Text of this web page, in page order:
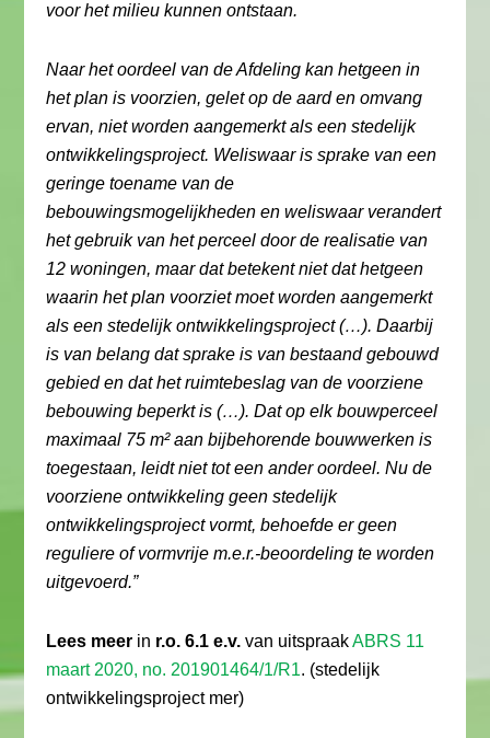
voor het milieu kunnen ontstaan.
Naar het oordeel van de Afdeling kan hetgeen in
het plan is voorzien, gelet op de aard en omvang
ervan, niet worden aangemerkt als een stedelijk
ontwikkelingsproject. Weliswaar is sprake van een
geringe toename van de
bebouwingsmogelijkheden en weliswaar verandert
het gebruik van het perceel door de realisatie van
12 woningen, maar dat betekent niet dat hetgeen
waarin het plan voorziet moet worden aangemerkt
als een stedelijk ontwikkelingsproject (…). Daarbij
is van belang dat sprake is van bestaand gebouwd
gebied en dat het ruimtebeslag van de voorziene
bebouwing beperkt is (…). Dat op elk bouwperceel
maximaal 75 m² aan bijbehorende bouwwerken is
toegestaan, leidt niet tot een ander oordeel. Nu de
voorziene ontwikkeling geen stedelijk
ontwikkelingsproject vormt, behoefde er geen
reguliere of vormvrije m.e.r.-beoordeling te worden
uitgevoerd.”
Lees meer in r.o. 6.1 e.v. van uitspraakABRS 11
maart 2020, no. 201901464/1/R1. (stedelijk
ontwikkelingsproject mer)